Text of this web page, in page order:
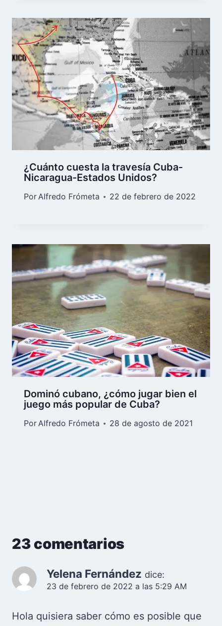
¿Cuánto cuesta la travesía Cuba-
Nicaragua-Estados Unidos?
PorAlfredo Frómeta 22 de febrero de 2022
Dominó cubano, ¿cómo jugar bien el
juego más popular de Cuba?
PorAlfredo Frómeta 28 de agosto de 2021
23 comentarios
Yelena Fernández dice:
23 de febrero de 2022 a las 5:29 AM
Hola quisiera saber cómo es posible que